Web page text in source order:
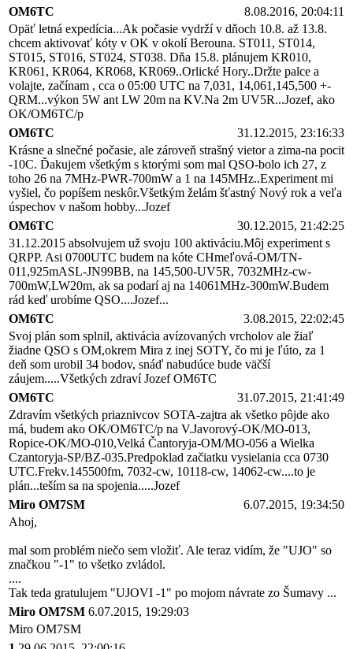
OM6TC
8.08.2016, 20:04:11
Opäť letná expedícia...Ak počasie vydrží v dňoch 10.8. až 13.8.
chcem aktivovať kóty v OK v okolí Berouna. ST011, ST014,
ST015, ST016, ST024, ST038. Dňa 15.8. plánujem KR010,
KR061, KR064, KR068, KR069..Orlické Hory..Držte palce a
volajte, začínam , cca o 05:00 UTC na 7,031, 14,061,145,500 +-
QRM...výkon 5W ant LW 20m na KV.Na 2m UV5R...Jozef, ako
OK/OM6TC/p
OM6TC
31.12.2015, 23:16:33
Krásne a slnečné počasie, ale zároveň strašný vietor a zima-na pocit
-10C. Ďakujem všetkým s ktorými som mal QSO-bolo ich 27, z
toho 26 na 7MHz-PWR-700mW a 1 na 145MHz..Experiment mi
vyšiel, čo popíšem neskôr.Všetkým želám šťastný Nový rok a veľa
úspechov v našom hobby...Jozef
OM6TC
30.12.2015, 21:42:25
31.12.2015 absolvujem už svoju 100 aktiváciu.Môj experiment s
QRPP. Asi 0700UTC budem na kóte CHmeľová-OM/TN-
011,925mASL-JN99BB, na 145,500-UV5R, 7032MHz-cw-
700mW,LW20m, ak sa podarí aj na 14061MHz-300mW.Budem
rád keď urobíme QSO....Jozef...
OM6TC
3.08.2015, 22:02:45
Svoj plán som splnil, aktivácia avízovaných vrcholov ale žiaľ
žiadne QSO s OM,okrem Mira z inej SOTY, čo mi je ľúto, za 1
deň som urobil 34 bodov, snáď nabudúce bude väčší
záujem.....Všetkých zdraví Jozef OM6TC
OM6TC
31.07.2015, 21:41:49
Zdravím všetkých priaznivcov SOTA-zajtra ak všetko pôjde ako
má, budem ako OK/OM6TC/p na V.Javorový-OK/MO-013,
Ropice-OK/MO-010,Velká Čantoryja-OM/MO-056 a Wielka
Czantoryja-SP/BZ-035.Predpoklad začiatku vysielania cca 0730
UTC.Frekv.145500fm, 7032-cw, 10118-cw, 14062-cw....to je
plán...teším sa na spojenia.....Jozef
Miro OM7SM
6.07.2015, 19:34:50
Ahoj,
mal som problém niečo sem vložiť. Ale teraz vidím, že "UJO" so
značkou "-1" to všetko zvládol.
....
Tak teda gratulujem "UJOVI -1" po mojom návrate zo Šumavy ...
Miro OM7SM 6.07.2015, 19:29:03
Miro OM7SM